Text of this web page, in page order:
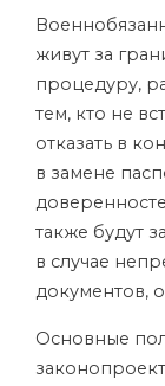
живут за
процедуру,
тем, кто не
отказать в
в замене
также будут
в случае
документов,
Основные